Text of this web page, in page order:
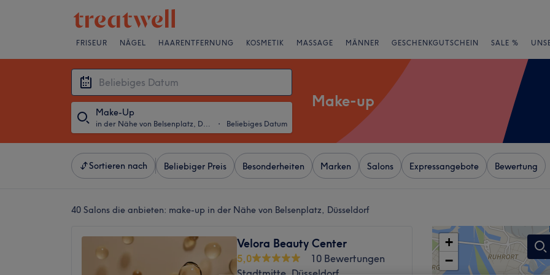
FRISEUR NÄGEL HAARENTFERNUNG KOSMETIK MASSAGE MÄNNER GESCHENKGUTSCHEIN SALE %
Make-Up
in der Nähe von Belsenplatz, Düsseldorf ・ Beliebiges Datum
Make-up
Sortieren nach Beliebiger Preis Besonderheiten Marken Salons Expressangebote Bewertung
40 Salons die anbieten: make-up in der Nähe von Belsenplatz, Düsseldorf
Velora Beauty Center
5,0
10 Bewertungen
+
−